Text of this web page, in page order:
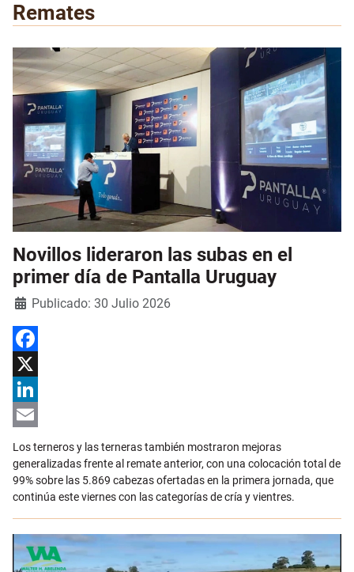
Remates
Novillos lideraron las subas en el
primer día de Pantalla Uruguay
Detalles
Publicado: 30 Julio 2026
Facebook
X
LinkedIn
Los terneros y las terneras también mostraron mejoras
generalizadas frente al remate anterior, con una colocación total de
99% sobre las 5.869 cabezas ofertadas en la primera jornada, que
continúa este viernes con las categorías de cría y vientres.